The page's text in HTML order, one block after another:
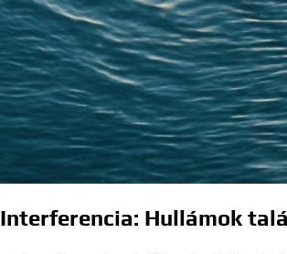
Interferencia: Hullámok